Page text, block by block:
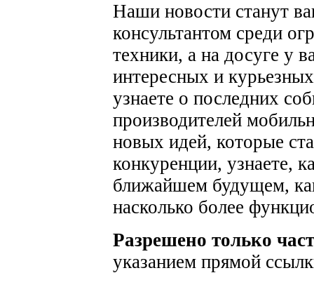
Наши новости станут
консультантом среди
техники, а на досуге у
интересных и
узнаете о последних
производителей
новых идей, которые
конкуренции, узнаете,
ближайшем будущем,
насколько более
Разрешено только
указанием прямой